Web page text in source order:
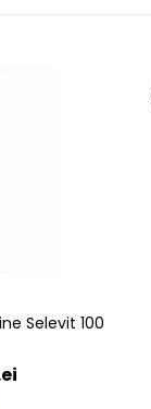
Selevit 100